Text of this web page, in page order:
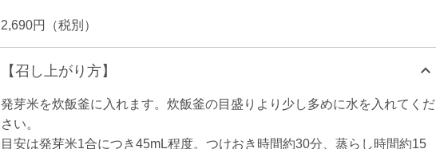
2,690円（税別）
【召し上がり方】 keyboard_arrow_up
発芽米を炊飯釜に入れます。炊飯釜の目盛りより少し多めに水を入れてくだ
さい。
目安は発芽米1合につき45mL程度。つけおき時間約30分、蒸らし時間約15